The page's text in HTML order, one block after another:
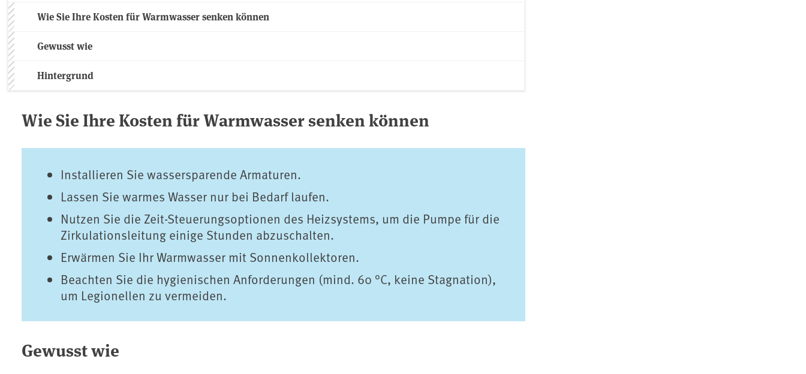
Wie Sie Ihre Kosten für Warmwasser senken können
Gewusst wie
Hintergrund
Wie Sie Ihre Kosten für Warmwasser senken können
Installieren Sie wassersparende Armaturen.
Lassen Sie warmes Wasser nur bei Bedarf laufen.
Nutzen Sie die Zeit-Steuerungsoptionen des Heizsystems, um die Pumpe für die
Zirkulationsleitung einige Stunden abzuschalten.
Erwärmen Sie Ihr Warmwasser mit Sonnenkollektoren.
Beachten Sie die hygienischen Anforderungen (mind. 60 °C, keine Stagnation),
um Legionellen zu vermeiden.
Gewusst wie